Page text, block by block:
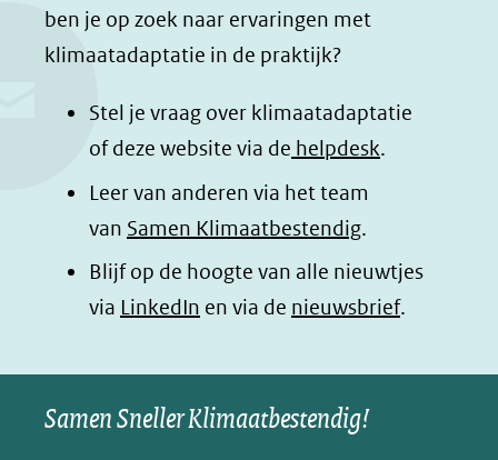
b
o
o
(opent
in
nieuw
venster)
naar
een
d
I
(opent
in
nieuw
venster)
naar
een
t
a
p
(opent
in
nieuw
venster)
naar
een
d
l
e
o
p
B
l
e
s
ben je op zoek naar ervaringen met
klimaatadaptatie in de praktijk?
Stel je vraag over klimaatadaptatie
of deze website via de helpdesk.
Leer van anderen via het team
van Samen Klimaatbestendig.
Blijf op de hoogte van alle nieuwtjes
via LinkedIn (opent
nieuw
venster)
en via de nieuwsbrief.
Samen Sneller Klimaatbestendig!